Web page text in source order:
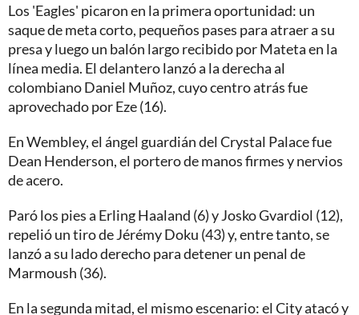
Los 'Eagles' picaron en la primera oportunidad: un
saque de meta corto, pequeños pases para atraer a su
presa y luego un balón largo recibido por Mateta en la
línea media. El delantero lanzó a la derecha al
colombiano Daniel Muñoz, cuyo centro atrás fue
aprovechado por Eze (16).
En Wembley, el ángel guardián del Crystal Palace fue
Dean Henderson, el portero de manos firmes y nervios
de acero.
Paró los pies a Erling Haaland (6) y Josko Gvardiol (12),
repelió un tiro de Jérémy Doku (43) y, entre tanto, se
lanzó a su lado derecho para detener un penal de
Marmoush (36).
En la segunda mitad, el mismo escenario: el City atacó y